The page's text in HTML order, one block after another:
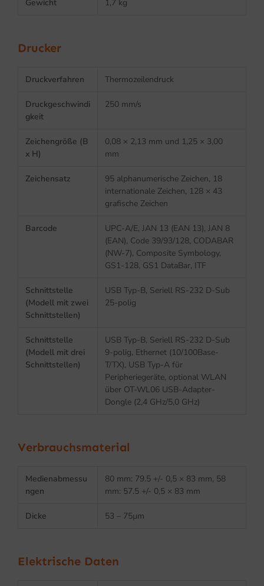
Gewicht 1,7 kg
Drucker
Druckverfahren Thermozeilendruck
Druckgeschwindi
gkeit
250 mm/s
Zeichengröße (B
x H)
0,08 × 2,13 mm und 1,25 × 3,00
mm
Zeichensatz
95 alphanumerische Zeichen, 18
internationale Zeichen, 128 × 43
grafische Zeichen
Barcode
UPC-A/E, JAN 13 (EAN 13), JAN 8
(EAN), Code 39/93/128, CODABAR
(NW-7), Composite Symbology,
GS1-128, GS1 DataBar, ITF
Schnittstelle
(Modell mit zwei
Schnittstellen)
USB Typ-B, Seriell RS-232 D-Sub
25-polig
Schnittstelle
(Modell mit drei
Schnittstellen)
USB Typ-B, Seriell RS-232 D-Sub
9-polig, Ethernet (10/100Base-
T/TX), USB Typ-A für
Peripheriegeräte, optional WLAN
über OT-WL06 USB-Adapter-
Dongle (2,4 GHz/5,0 GHz)
Verbrauchsmaterial
Medienabmessu
ngen
80 mm: 79.5 +/- 0,5 × 83 mm, 58
mm: 57.5 +/- 0,5 × 83 mm
Dicke 53 – 75µm
Elektrische Daten